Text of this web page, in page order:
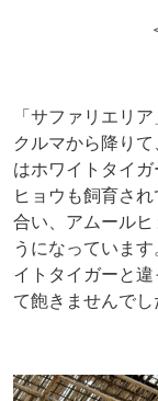
「サファリエリ
クルマから降り
はホワイトタイ
ヒョウも飼育さ
合い、アムール
うになっていま
イトタイガーと
て飽きませんでし